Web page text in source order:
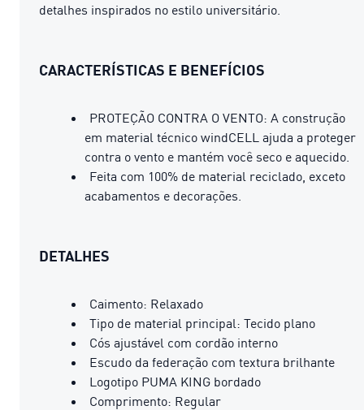
detalhes inspirados no estilo universitário.
CARACTERÍSTICAS E BENEFÍCIOS
PROTEÇÃO CONTRA O VENTO: A construção
em material técnico windCELL ajuda a proteger
contra o vento e mantém você seco e aquecido.
Feita com 100% de material reciclado, exceto
acabamentos e decorações.
DETALHES
Caimento: Relaxado
Tipo de material principal: Tecido plano
Cós ajustável com cordão interno
Escudo da federação com textura brilhante
Logotipo PUMA KING bordado
Comprimento: Regular